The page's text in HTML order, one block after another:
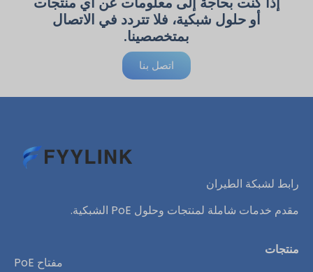
أو حلول شبكية، فلا تتردد في الاتصال
بمتخصصينا.
اتصل بنا
رابط لشبكة الطيران
مقدم خدمات شاملة لمنتجات وحلول PoE الشبكية.
منتجات
مفتاح PoE